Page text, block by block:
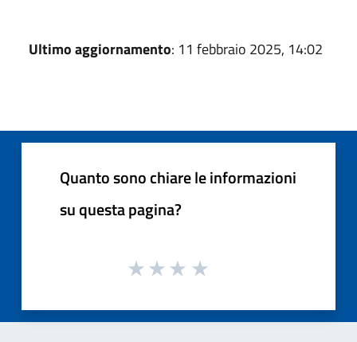
Ultimo aggiornamento: 11 febbraio 2025, 14:02
Quanto sono chiare le informazioni
su questa pagina?